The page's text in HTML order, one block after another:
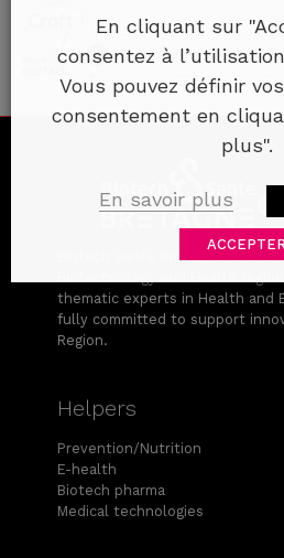
thematic experts in Health and
fully committed to support
Region.
Helpers
Prevention/Nutrition
E-health
Biotech pharma
Medical technologies
En cliquant sur
consentez à
Vous pouvez définir
consentement en
plus".
En savoir plus